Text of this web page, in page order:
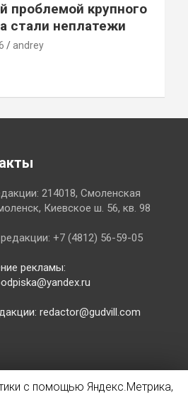
проблемой крупного
стали неплатежи
andrey
214018, Смоленская
Киевское ш. 56, кв. 98
+7 (4812) 56-59-05
рекламы:
redactor@gudvill.com
с помощью Яндекс.Метрика,